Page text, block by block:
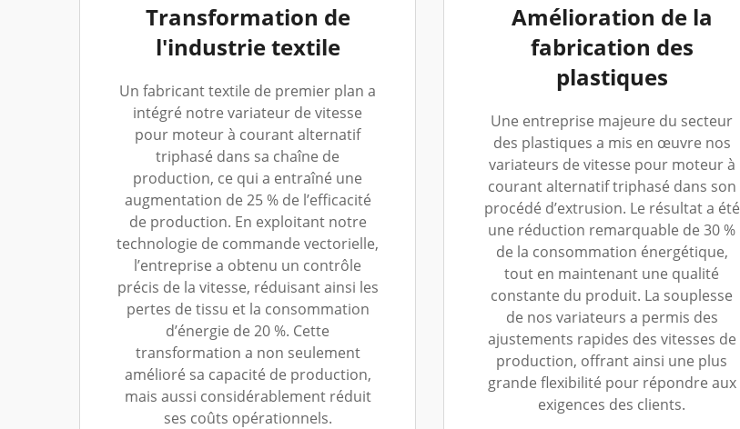
Transformation de
l'industrie textile
Un fabricant textile de premier plan a
intégré notre variateur de vitesse
pour moteur à courant alternatif
triphasé dans sa chaîne de
production, ce qui a entraîné une
augmentation de 25 % de l’efficacité
de production. En exploitant notre
technologie de commande vectorielle,
l’entreprise a obtenu un contrôle
précis de la vitesse, réduisant ainsi les
pertes de tissu et la consommation
d’énergie de 20 %. Cette
transformation a non seulement
amélioré sa capacité de production,
mais aussi considérablement réduit
ses coûts opérationnels.
Amélioration de la
fabrication des
plastiques
Une entreprise majeure du secteur
des plastiques a mis en œuvre nos
variateurs de vitesse pour moteur à
courant alternatif triphasé dans son
procédé d’extrusion. Le résultat a été
une réduction remarquable de 30 %
de la consommation énergétique,
tout en maintenant une qualité
constante du produit. La souplesse
de nos variateurs a permis des
ajustements rapides des vitesses de
production, offrant ainsi une plus
grande flexibilité pour répondre aux
exigences des clients.